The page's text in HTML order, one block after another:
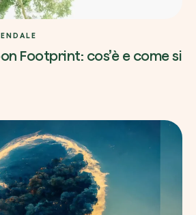
Footprint: cos’è e come si